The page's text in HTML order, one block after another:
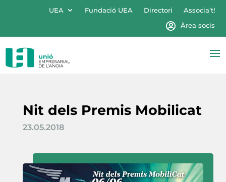
UEA Fundació UEA Directori
Associa’t!
Àrea socis
Nit dels Premis Mobilicat
23.05.2018